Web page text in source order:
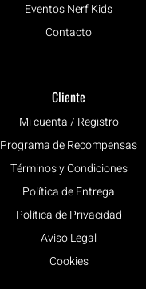
Eventos Nerf Kids
Contacto
Cliente
Mi cuenta / Registro
Programa de Recompensas
Términos y Condiciones
Política de Entrega
Política de Privacidad
Aviso Legal
Cookies